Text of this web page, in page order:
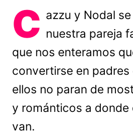
C azzu y Nodal
nuestra pareja
que nos enteramos
convertirse en padres
ellos no paran de
y románticos a donde
van.